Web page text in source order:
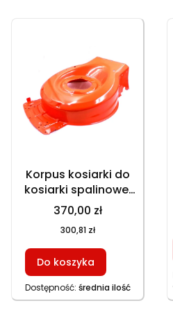
Korpus kosiarki do
kosiarki spalinowej
GT 153NBKS, GT
153NEKS, HKS 253NE,
GT 153NKS
370,00 zł
300,81 zł
Do koszyka
Dostępność: średnia ilość